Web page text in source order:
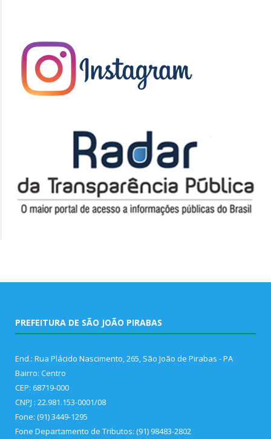
PREFEITURA DE SÃO JOÃO PIRABAS
End.: Rua Plácido Nascimento, 265, São João de Pirabas - PA
Bairro: Centro
CEP: 68719-000
CNPJ : 22.981.153-0001/08
Fone: (91) 3449-1295
Fone Departamento de Tributos: (91) 98483-2802